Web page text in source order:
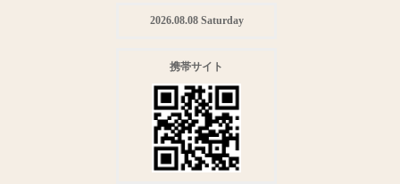
2026.08.08 Saturday
携帯サイト